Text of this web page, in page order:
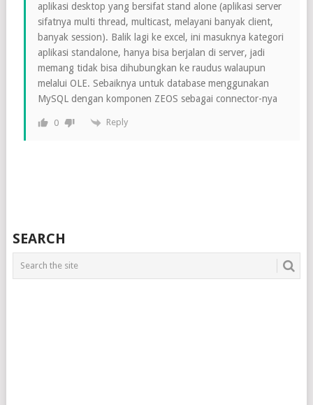
aplikasi desktop yang bersifat stand alone (aplikasi server
sifatnya multi thread, multicast, melayani banyak client,
banyak session). Balik lagi ke excel, ini masuknya kategori
aplikasi standalone, hanya bisa berjalan di server, jadi
memang tidak bisa dihubungkan ke raudus walaupun
melalui OLE. Sebaiknya untuk database menggunakan
MySQL dengan komponen ZEOS sebagai connector-nya
0 Reply
SEARCH